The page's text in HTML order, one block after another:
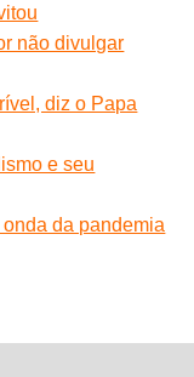
não divulgar
diz o Papa
e seu
da pandemia